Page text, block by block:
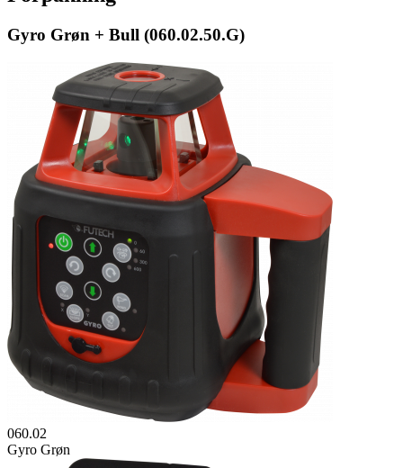
Gyro Grøn + Bull (060.02.50.G)
060.02
Gyro Grøn